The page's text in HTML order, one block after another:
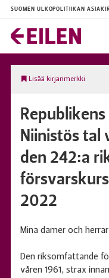
SUOMEN ULKOPOLITIIKAN
Lisää kirjanmerkki
Niinistös tal
den 242:a
2022
Mina damer och
Den riksomfattande
våren 1961, strax